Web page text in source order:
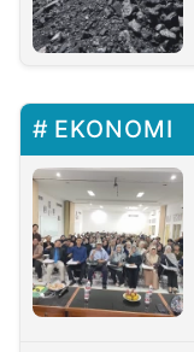
EKONOMI